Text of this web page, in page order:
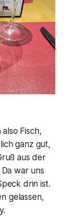
Fisch,
ganz gut,
aus der
war uns
drin ist.
gelassen,